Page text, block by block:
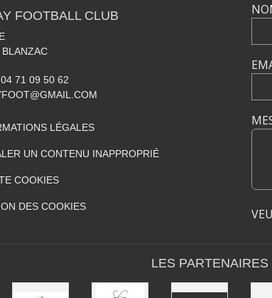
FOOTBALL CLUB
BLANZAC
04 71 09 50 62
LÉGALES
UN CONTENU INAPPROPRIÉ
COOKIES
DES COOKIES
LES